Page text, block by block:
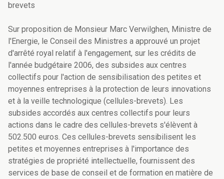
brevets
Sur proposition de Monsieur Marc Verwilghen, Ministre de
l'Energie, le Conseil des Ministres a approuvé un projet
d'arrêté royal relatif à l'engagement, sur les crédits de
l'année budgétaire 2006, des subsides aux centres
collectifs pour l'action de sensibilisation des petites et
moyennes entreprises à la protection de leurs innovations
et à la veille technologique (cellules-brevets). Les
subsides accordés aux centres collectifs pour leurs
actions dans le cadre des cellules-brevets s'élèvent à
502.500 euros. Ces cellules-brevets sensibilisent les
petites et moyennes entreprises à l'importance des
stratégies de propriété intellectuelle, fournissent des
services de base de conseil et de formation en matière de